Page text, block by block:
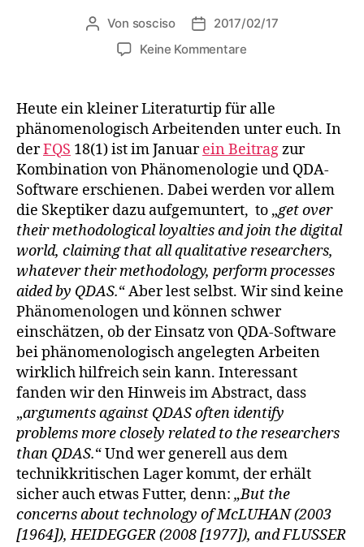
Beitragsautor
Von sosciso Veröffentlichungsdatum
2017/02/17
Keine Kommentarezu
QDA
Heute ein kleiner Literaturtip für alle
phänomenologisch Arbeitenden unter euch. In
derFQS 18(1) ist im Januarein Beitragzur
Kombination von Phänomenologie und QDA-
Software erschienen. Dabei werden vor allem
die Skeptiker dazu aufgemuntert, to „get over
their methodological loyalties and join the digital
world, claiming that all qualitative researchers,
whatever their methodology, perform processes
aided by QDAS.“ Aber lest selbst. Wir sind keine
Phänomenologen und können schwer
einschätzen, ob der Einsatz von QDA-Software
bei phänomenologisch angelegten Arbeiten
wirklich hilfreich sein kann. Interessant
fanden wir den Hinweis im Abstract, dass
„arguments against QDAS often identify
problems more closely related to the researchers
than QDAS.“ Und wer generell aus dem
technikkritischen Lager kommt, der erhält
sicher auch etwas Futter, denn: „But the
concerns about technology of McLUHAN (2003
[1964]), HEIDEGGER (2008 [1977]), and FLUSSER